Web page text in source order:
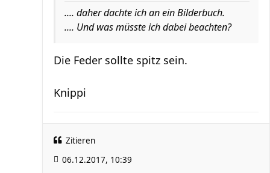
.... daher dachte ich an ein Bilderbuch.
.... Und was müsste ich dabei beachten?
Die Feder sollte spitz sein.
Knippi
Zitieren
06.12.2017, 10:39